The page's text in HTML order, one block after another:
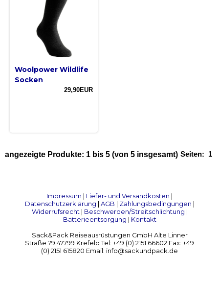
Woolpower Wildlife
Socken
29,90EUR
Seiten: 1
angezeigte Produkte: 1 bis 5 (von 5 insgesamt)
Impressum | Liefer- und Versandkosten |
Datenschutzerklärung | AGB | Zahlungsbedingungen |
Widerrufsrecht| Beschwerden/Streitschlichtung |
Batterieentsorgung | Kontakt
Sack&Pack Reiseausrüstungen GmbH Alte Linner
Straße 79 47799 Krefeld Tel: +49 (0) 2151 66602 Fax: +49
(0) 2151 615820 Email: info@sackundpack.de